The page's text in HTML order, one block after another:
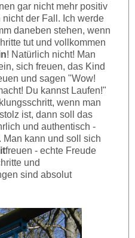
gar nicht mehr positiv
der Fall. Ich werde
daneben stehen, wenn
tut und vollkommen
! Natürlich nicht! Man
sich freuen, das Kind
und sagen "Wow!
Du kannst Laufen!"
wenn man
ist, dann soll das
und authentisch -
kann und soll sich
freuen - echte Freude
und
sind absolut